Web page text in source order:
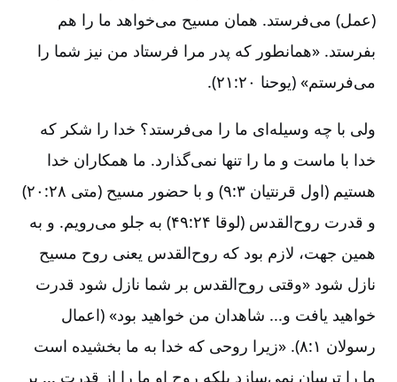
(عمل‌) می‌فرستد. همان‌ مسیح می‌خواهد ما را هم‌
بفرستد. «همانطور که‌ پدر مرا فرستاد من‌ نیز شما را
می‌فرستم‌» (یوحنا ۲۰:‏۲۱).
ولی‌ با چه‌ وسیله‌ای‌ ما را می‌فرستد؟ خدا را شکر که‌
خدا با ماست‌ و ما را تنها نمی‌گذارد. ما همکاران‌ خدا
هستیم‌ (اول‌ قرنتیان‌ ۳:‏۹) و با حضور مسیح‌ (متی‌ ۲۸:‏۲۰)
و قدرت‌ روح‌القدس‌ (لوقا ۲۴:‏۴۹) به‌ جلو می‌رویم‌. و به‌
همین‌ جهت‌، لازم‌ بود که‌ روح‌القدس‌ یعنی‌ روح‌ مسیح‌
نازل‌ شود «وقتی‌ روح‌القدس‌ بر شما نازل‌ شود قدرت‌
خواهید یافت‌ و... شاهدان‌ من‌ خواهید بود» (اعمال‌
رسولان‌ ۱:‏۸). «زیرا روحی‌ که‌ خدا به‌ ما بخشیده‌ است‌
ما را ترسان‌ نمی‌سازد بلکه‌ روح‌ او ما را از قدرت‌ ... پر